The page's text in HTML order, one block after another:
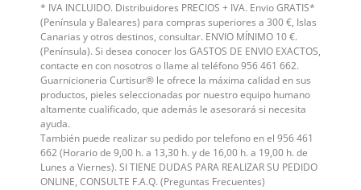
* IVA INCLUIDO. Distribuidores PRECIOS + IVA. Envio GRATIS*
(Península y Baleares) para compras superiores a 300 €, Islas
Canarias y otros destinos, consultar. ENVIO MÍNIMO 10 €.
(Península). Si desea conocer los GASTOS DE ENVIO EXACTOS,
contacte en con nosotros o llame al teléfono 956 461 662.
Guarnicioneria Curtisur® le ofrece la máxima calidad en sus
productos, pieles seleccionadas por nuestro equipo humano
altamente cualificado, que además le asesorará si necesita
ayuda.
También puede realizar su pedido por telefono en el 956 461
662 (Horario de 9,00 h. a 13,30 h. y de 16,00 h. a 19,00 h. de
Lunes a Viernes). SI TIENE DUDAS PARA REALIZAR SU PEDIDO
ONLINE, CONSULTE F.A.Q. (Preguntas Frecuentes)